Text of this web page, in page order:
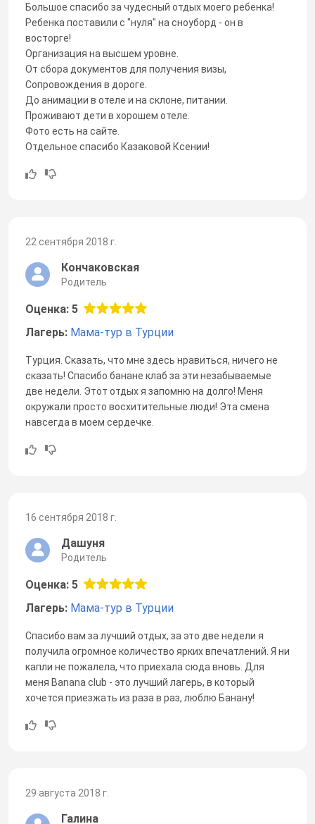
Большое спасибо за чудесный отдых моего ребенка!
Ребенка поставили с "нуля" на сноуборд - он в
восторге!
Организация на высшем уровне.
От сбора документов для получения визы,
Сопровождения в дороге.
До анимации в отеле и на склоне, питании.
Проживают дети в хорошем отеле.
Фото есть на сайте.
Отдельное спасибо Казаковой Ксении!
22 сентября 2018 г.
Кончаковская
Родитель
Оценка: 5
Лагерь: Мама-тур в Турции
Турция. Сказать, что мне здесь нравиться, ничего не
сказать! Спасибо банане клаб за эти незабываемые
две недели. Этот отдых я запомню на долго! Меня
окружали просто восхитительные люди! Эта смена
навсегда в моем сердечке.
16 сентября 2018 г.
Дашуня
Родитель
Оценка: 5
Лагерь: Мама-тур в Турции
Спасибо вам за лучший отдых, за это две недели я
получила огромное количество ярких впечатлений. Я ни
капли не пожалела, что приехала сюда вновь. Для
меня Banana club - это лучший лагерь, в который
хочется приезжать из раза в раз, люблю Банану!
29 августа 2018 г.
Галина